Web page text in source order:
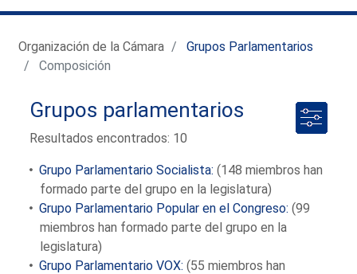
Organización de la Cámara
Grupos Parlamentarios
Composición
Grupos parlamentarios
Resultados encontrados: 10
Grupo Parlamentario Socialista: (148miembros han
formado parte del grupo en la legislatura)
Grupo Parlamentario Popular en el Congreso: (99
miembros han formado parte del grupo en la
legislatura)
Grupo Parlamentario VOX: (55miembros han